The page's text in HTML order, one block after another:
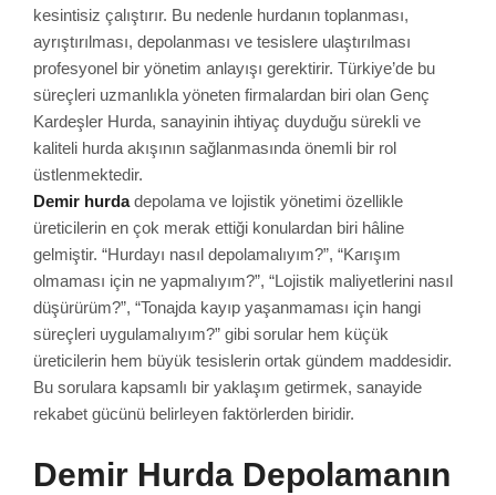
kesintisiz çalıştırır. Bu nedenle hurdanın toplanması,
ayrıştırılması, depolanması ve tesislere ulaştırılması
profesyonel bir yönetim anlayışı gerektirir. Türkiye’de bu
süreçleri uzmanlıkla yöneten firmalardan biri olan Genç
Kardeşler Hurda, sanayinin ihtiyaç duyduğu sürekli ve
kaliteli hurda akışının sağlanmasında önemli bir rol
üstlenmektedir.
Demir hurdadepolama ve lojistik yönetimi özellikle
üreticilerin en çok merak ettiği konulardan biri hâline
gelmiştir. “Hurdayı nasıl depolamalıyım?”, “Karışım
olmaması için ne yapmalıyım?”, “Lojistik maliyetlerini nasıl
düşürürüm?”, “Tonajda kayıp yaşanmaması için hangi
süreçleri uygulamalıyım?” gibi sorular hem küçük
üreticilerin hem büyük tesislerin ortak gündem maddesidir.
Bu sorulara kapsamlı bir yaklaşım getirmek, sanayide
rekabet gücünü belirleyen faktörlerden biridir.
Demir Hurda Depolamanın